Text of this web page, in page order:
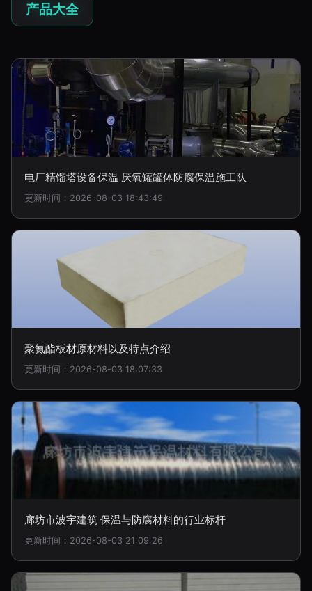
产品大全
电厂精馏塔设备保温 厌氧罐罐体防腐保温施工队
更新时间：2026-08-03 18:43:49
聚氨酯板材原材料以及特点介绍
更新时间：2026-08-03 18:07:33
廊坊市波宇建筑 保温与防腐材料的行业标杆
更新时间：2026-08-03 21:09:26